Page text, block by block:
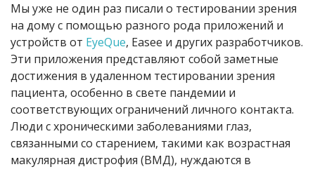
Мы уже не один раз писали о тестировании зрения
на дому с помощью разного рода приложений и
устройств от EyeQue, Easee и других разработчиков.
Эти приложения представляют собой заметные
достижения в удаленном тестировании зрения
пациента, особенно в свете пандемии и
соответствующих ограничений личного контакта.
Люди с хроническими заболеваниями глаз,
связанными со старением, такими как возрастная
макулярная дистрофия (ВМД), нуждаются в